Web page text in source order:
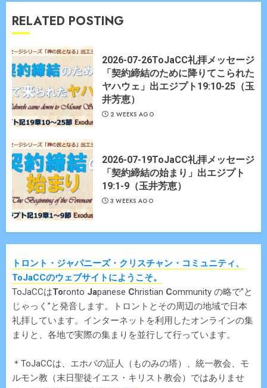
RELATED POSTING
2026-07-26ToJaCC礼拝メッセージ
「契約締結のために降りてこられた
ヤハウェ」出エジプト19:10-25（玉
井芳恵）
2 WEEKS AGO
2026-07-19ToJaCC礼拝メッセージ
「契約締結の始まり」出エジプト
19:1-9（玉井芳恵）
3 WEEKS AGO
トロント・ジャパニーズ・クリスチャン・コミュニティ、
ToJaCCのウェブサイトにようこそ。
ToJaCCはToronto Japanese Christian Community の略で”と
じゃっく”と発音します。トロントとその周辺の地域で日本
礼拝しています。インターネットを利用したオンラインの集
まりと、各地で実際の集まりを並行して行っています。
＊ToJaCCは、エホバの証人（ものみの塔）、統一教会、モ
ルモン教（末日聖徒イエス・キリスト教会）ではありませ